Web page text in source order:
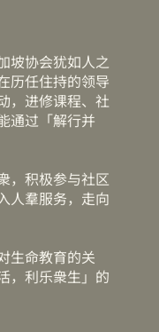
坡协会犹如人之
历任住持的领导
，进修课程、社
通过「解行并
，积极参与社区
人羣服务，走向
生命教育的关
，利乐衆生」的